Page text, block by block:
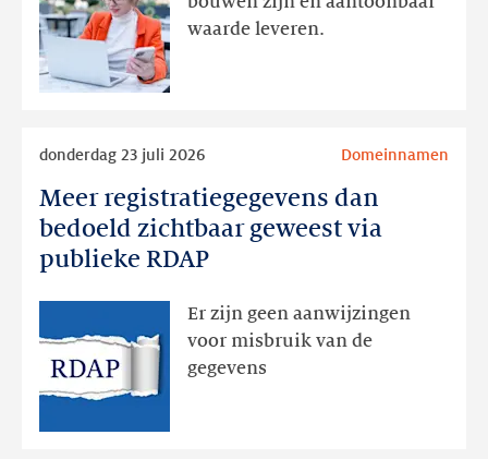
waarde leveren.
volgt
later
Meer registratiegegevens dan
bedoeld zichtbaar geweest via
publieke RDAP
donderdag 23 juli 2026 Domeinnamen
Er zijn geen aanwijzingen
voor misbruik van de
gegevens
Meer
registratiegegevens
bedoeld
zichtbaar